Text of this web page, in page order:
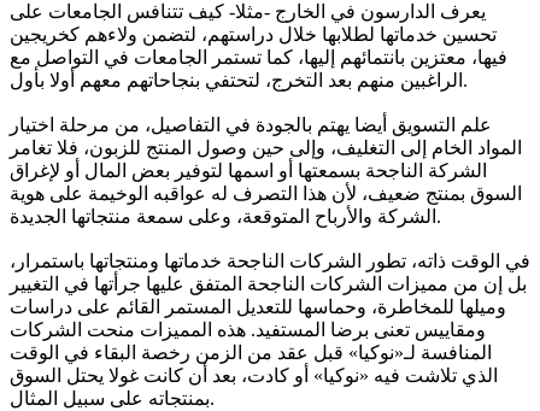
يعرف الدارسون في الخارج -مثلا- كيف تتنافس الجامعات على
تحسين خدماتها لطلابها خلال دراستهم، لتضمن ولاءهم كخريجين
فيها، معتزين بانتمائهم إليها، كما تستمر الجامعات في التواصل مع
الراغبين منهم بعد التخرج، لتحتفي بنجاحاتهم معهم أولا بأول.
علم التسويق أيضا يهتم بالجودة في التفاصيل، من مرحلة اختيار
المواد الخام إلى التغليف، وإلى حين وصول المنتج للزبون، فلا تغامر
الشركة الناجحة بسمعتها أو اسمها لتوفير بعض المال أو لإغراق
السوق بمنتج ضعيف، لأن هذا التصرف له عواقبه الوخيمة على هوية
الشركة والأرباح المتوقعة، وعلى سمعة منتجاتها الجديدة.
في الوقت ذاته، تطور الشركات الناجحة خدماتها ومنتجاتها باستمرار،
بل إن من مميزات الشركات الناجحة المتفق عليها جرأتها في التغيير
وميلها للمخاطرة، وحماسها للتعديل المستمر القائم على دراسات
ومقاييس تعنى برضا المستفيد. هذه المميزات منحت الشركات
المنافسة لـ«نوكيا» قبل عقد من الزمن رخصة البقاء في الوقت
الذي تلاشت فيه «نوكيا» أو كادت، بعد أن كانت غولا يحتل السوق
بمنتجاته على سبيل المثال.